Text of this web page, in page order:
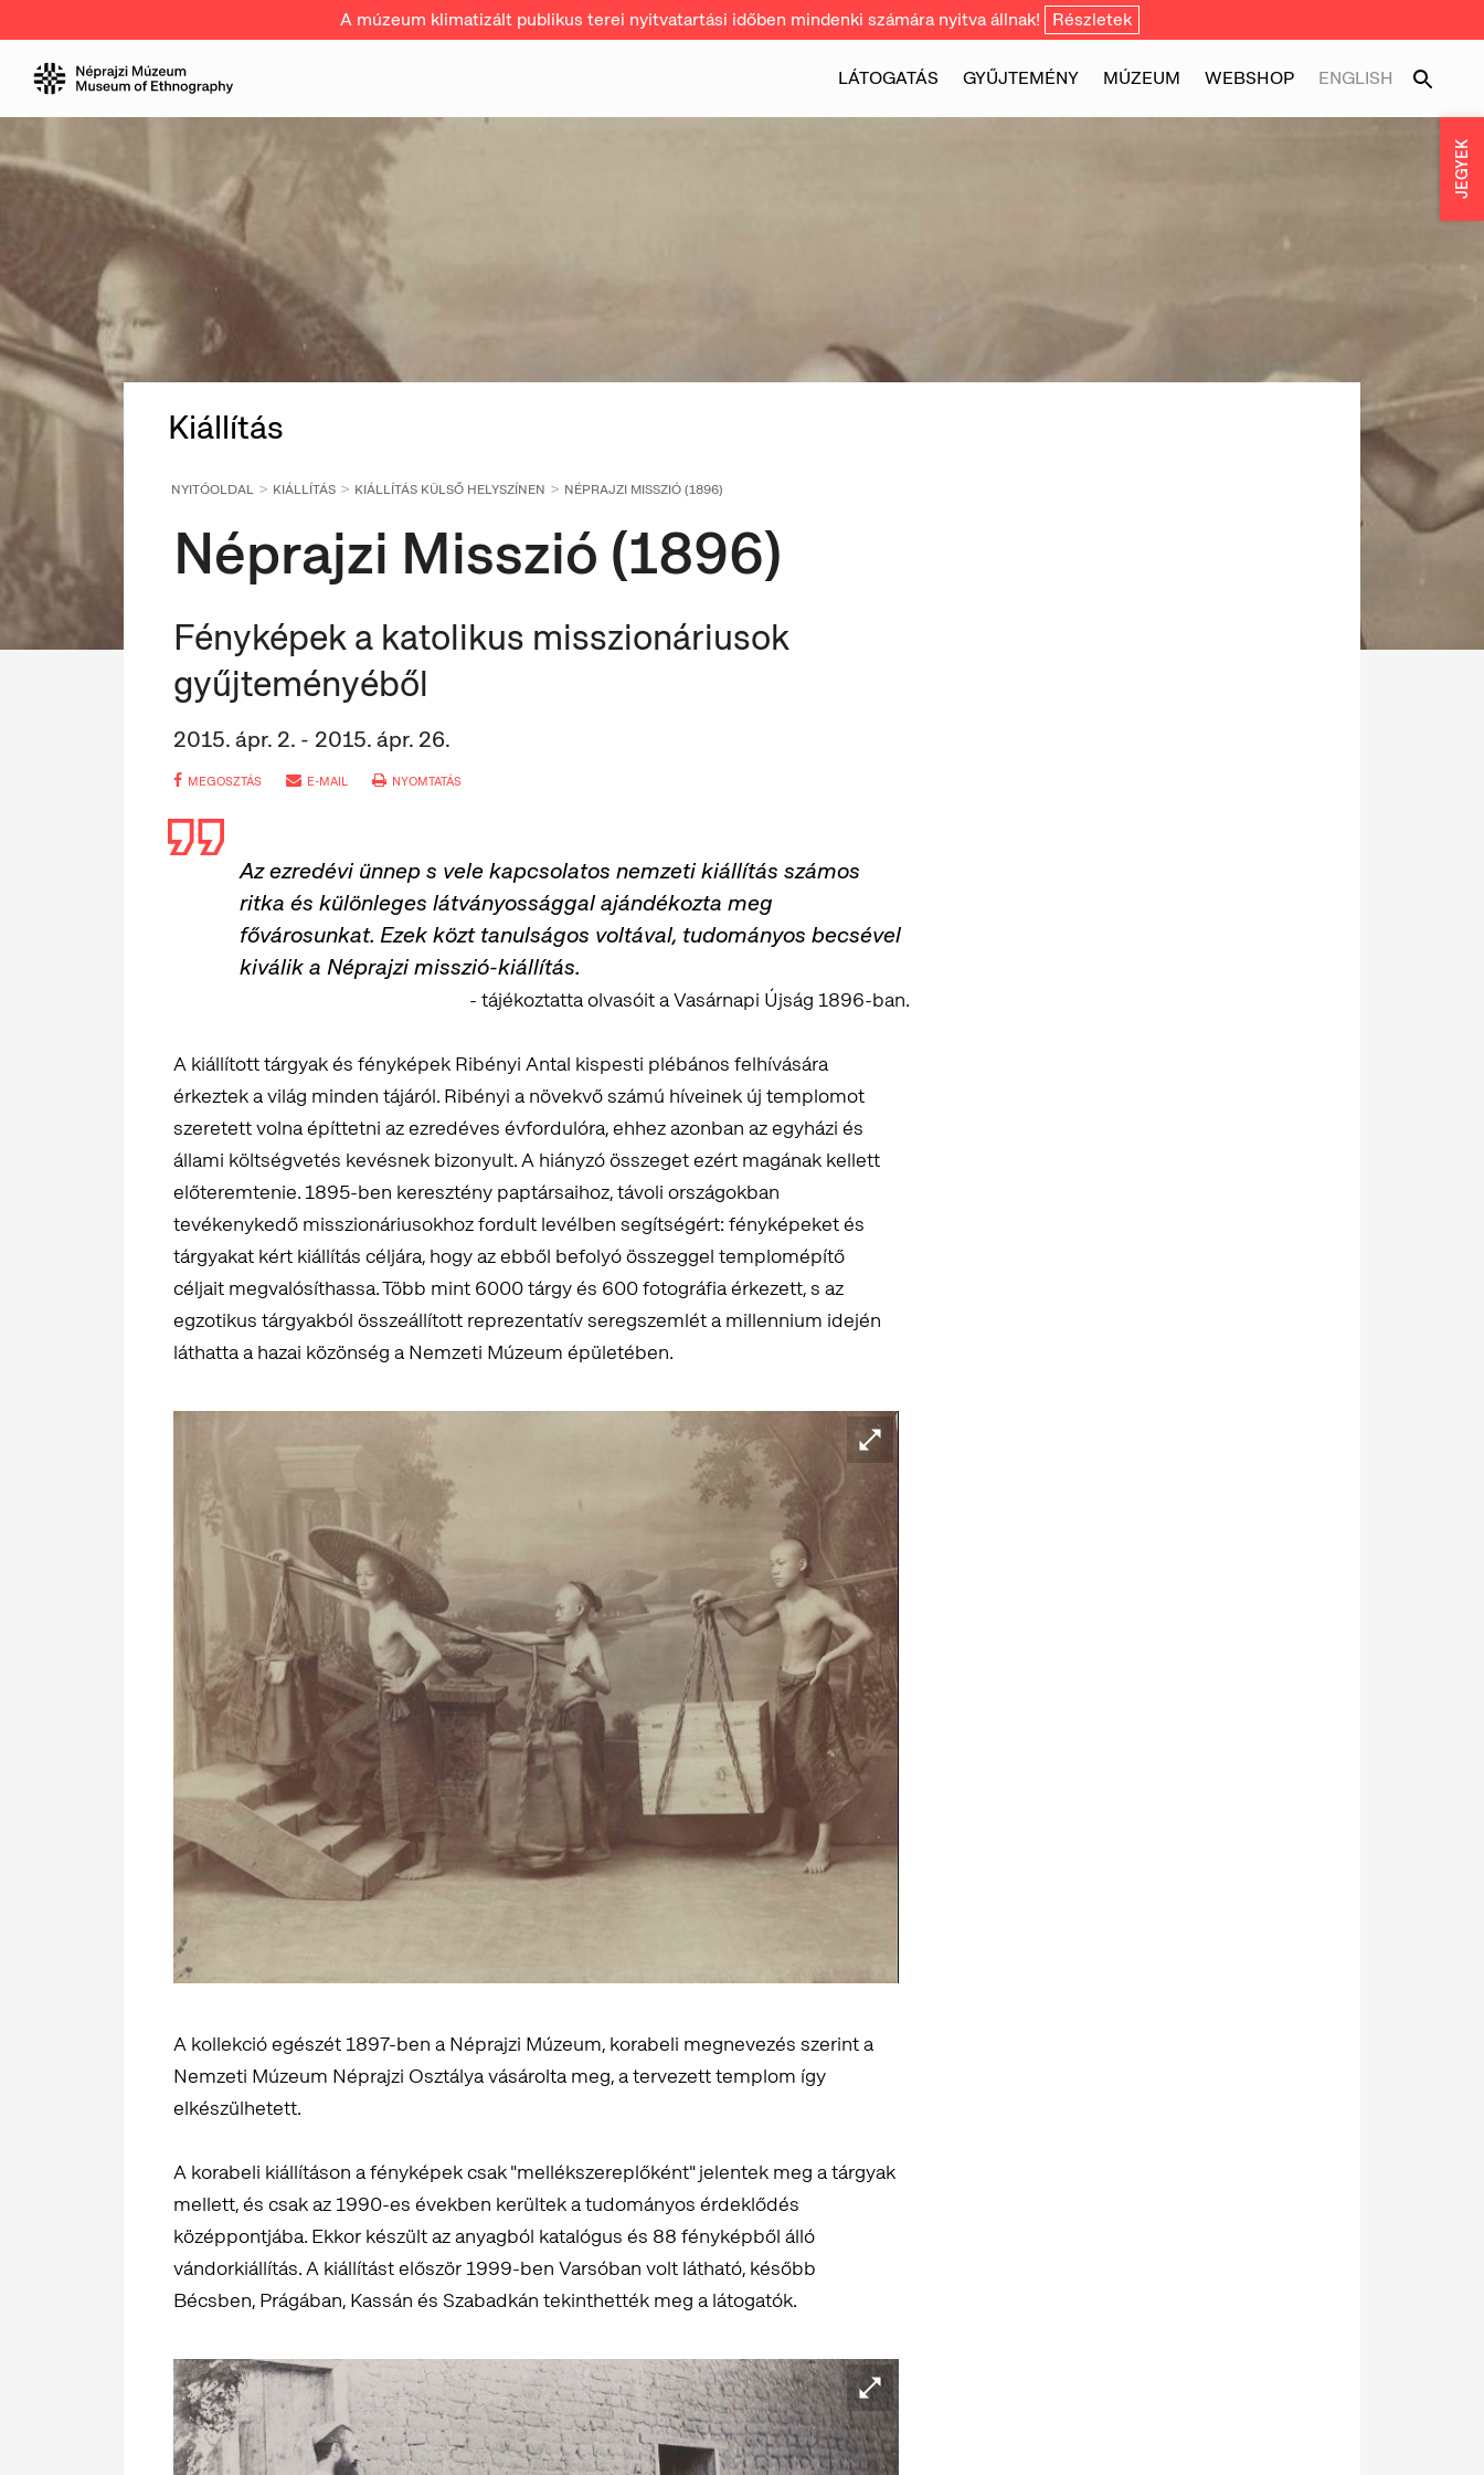
A múzeum klimatizált publikus terei nyitvatartási időben mindenki számára nyitva állnak! Részletek
LÁTOGATÁS GYŰJTEMÉNY MÚZEUM WEBSHOP ENGLISH
Kiállítás
NYITÓOLDAL KIÁLLÍTÁS KIÁLLÍTÁS KÜLSŐ HELYSZÍNEN NÉPRAJZI MISSZIÓ (1896)
Néprajzi Misszió (1896)
Fényképek a katolikus misszionáriusok
gyűjteményéből
2015. ápr. 2. - 2015. ápr. 26.
MEGOSZTÁS E-MAIL NYOMTATÁS
Az ezredévi ünnep s vele kapcsolatos nemzeti kiállítás számos
ritka és különleges látványossággal ajándékozta meg
fővárosunkat. Ezek közt tanulságos voltával, tudományos becsével
kiválik a Néprajzi misszió-kiállítás.
- tájékoztatta olvasóit a Vasárnapi Újság 1896-ban.
A kiállított tárgyak és fényképek Ribényi Antal kispesti plébános felhívására
érkeztek a világ minden tájáról. Ribényi a növekvő számú híveinek új templomot
szeretett volna építtetni az ezredéves évfordulóra, ehhez azonban az egyházi és
állami költségvetés kevésnek bizonyult. A hiányzó összeget ezért magának kellett
előteremtenie. 1895-ben keresztény paptársaihoz, távoli országokban
tevékenykedő misszionáriusokhoz fordult levélben segítségért: fényképeket és
tárgyakat kért kiállítás céljára, hogy az ebből befolyó összeggel templomépítő
céljait megvalósíthassa. Több mint 6000 tárgy és 600 fotográfia érkezett, s az
egzotikus tárgyakból összeállított reprezentatív seregszemlét a millennium idején
láthatta a hazai közönség a Nemzeti Múzeum épületében.
A kollekció egészét 1897-ben a Néprajzi Múzeum, korabeli megnevezés szerint a
Nemzeti Múzeum Néprajzi Osztálya vásárolta meg, a tervezett templom így
elkészülhetett.
A korabeli kiállításon a fényképek csak "mellékszereplőként" jelentek meg a tárgyak
mellett, és csak az 1990-es években kerültek a tudományos érdeklődés
középpontjába. Ekkor készült az anyagból katalógus és 88 fényképből álló
vándorkiállítás. A kiállítást először 1999-ben Varsóban volt látható, később
Bécsben, Prágában, Kassán és Szabadkán tekinthették meg a látogatók.
JEGYEK